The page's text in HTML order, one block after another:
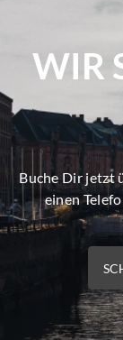
WIR
Buche Dir jetzt
einen